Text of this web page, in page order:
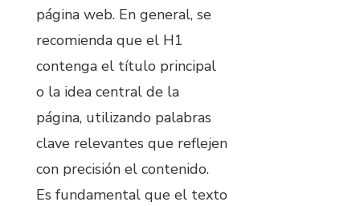
página web. En general, se
recomienda que el H1
contenga el título principal
o la idea central de la
página, utilizando palabras
clave relevantes que reflejen
con precisión el contenido.
Es fundamental que el texto